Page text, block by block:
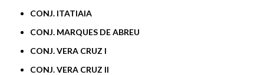
CONJ. ITATIAIA
CONJ. MARQUES DE ABREU
CONJ. VERA CRUZ I
CONJ. VERA CRUZ II